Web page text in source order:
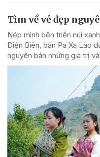
Tìm về vẻ đẹp
Nép mình bên triền núi
Điện Biên, bản Pa Xa Lào
nguyên bản những giá trị